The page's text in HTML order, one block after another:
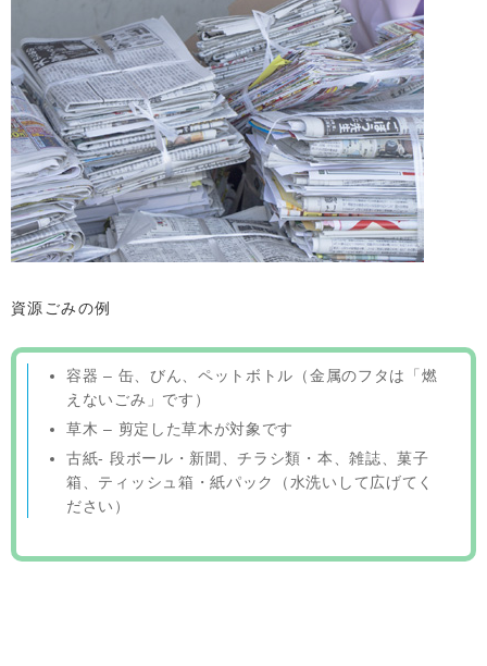
資源ごみの例
容器 – 缶、びん、ペットボトル（金属のフタは「燃
えないごみ」です）
草木 – 剪定した草木が対象です
古紙- 段ボール・新聞、チラシ類・本、雑誌、菓子
箱、ティッシュ箱・紙パック（水洗いして広げてく
ださい）